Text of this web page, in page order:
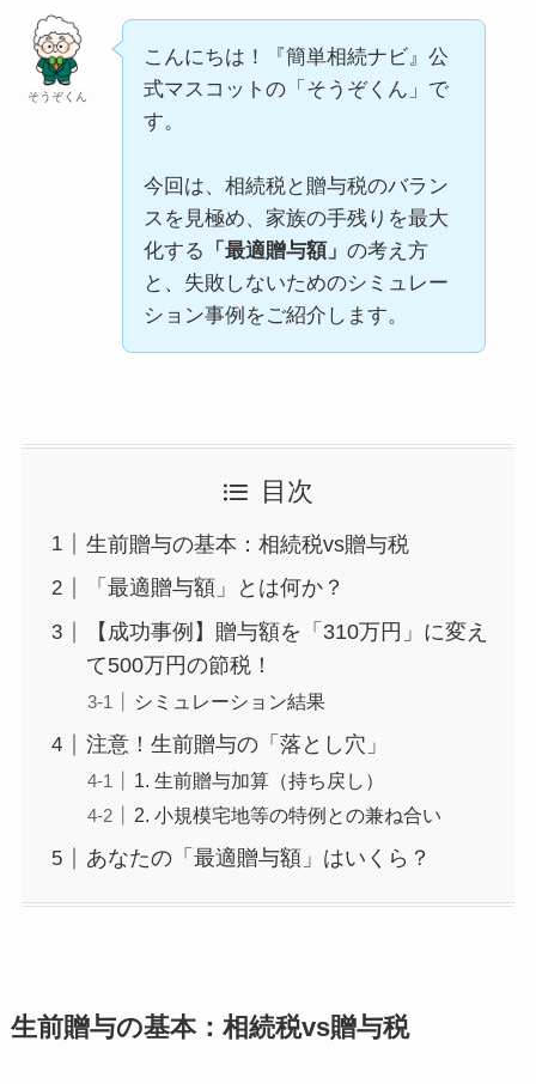
そうぞくん
こんにちは！『簡単相続ナビ』公
式マスコットの「そうぞくん」で
す。
今回は、相続税と贈与税のバラン
スを見極め、家族の手残りを最大
化する
「最適贈与額」 の考え方
と、失敗しないためのシミュレー
ション事例をご紹介します。
目次
生前贈与の基本：相続税vs贈与税
「最適贈与額」とは何か？
【成功事例】贈与額を「310万円」に変え
て500万円の節税！
シミュレーション結果
注意！生前贈与の「落とし穴」
1. 生前贈与加算（持ち戻し）
2. 小規模宅地等の特例との兼ね合い
あなたの「最適贈与額」はいくら？
生前贈与の基本：相続税vs贈与税